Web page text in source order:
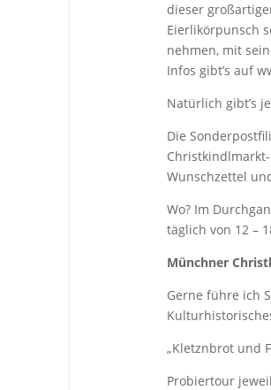
dieser
Eierlikörpunsch
nehmen, mit
Infos gibt’s auf
Natürlich gibt’s
Die
Wunschzettel
Wo? Im
täglich von 12 –
Münchner
Gerne führe ich
„Kletznbrot und
Probiertour